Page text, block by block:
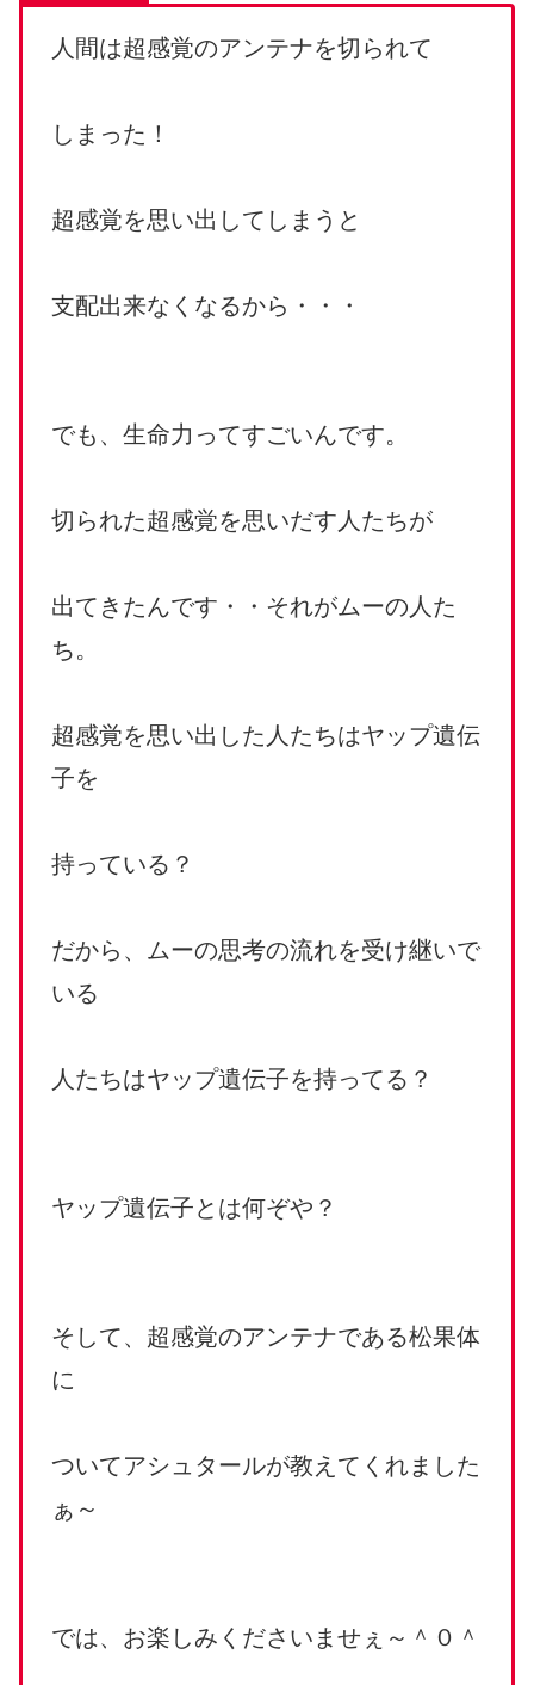
人間は超感覚のアンテナを切られて
しまった！
超感覚を思い出してしまうと
支配出来なくなるから・・・
でも、生命力ってすごいんです。
切られた超感覚を思いだす人たちが
出てきたんです・・それがムーの人た
ち。
超感覚を思い出した人たちはヤップ遺伝
子を
持っている？
だから、ムーの思考の流れを受け継いで
いる
人たちはヤップ遺伝子を持ってる？
ヤップ遺伝子とは何ぞや？
そして、超感覚のアンテナである松果体
に
ついてアシュタールが教えてくれました
ぁ～
では、お楽しみくださいませぇ～＾０＾